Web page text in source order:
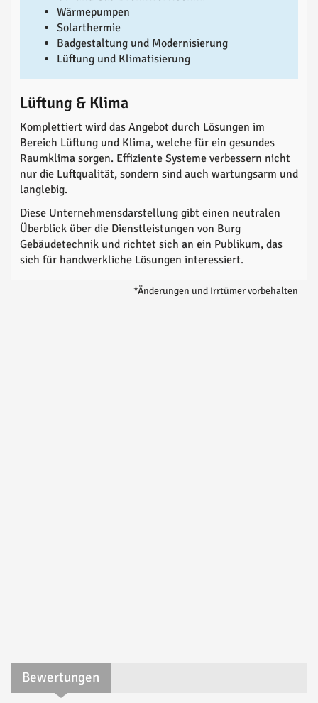
Wärmepumpen
Solarthermie
Badgestaltung und Modernisierung
Lüftung und Klimatisierung
Lüftung & Klima
Komplettiert wird das Angebot durch Lösungen im
Bereich Lüftung und Klima, welche für ein gesundes
Raumklima sorgen. Effiziente Systeme verbessern nicht
nur die Luftqualität, sondern sind auch wartungsarm und
langlebig.
Diese Unternehmensdarstellung gibt einen neutralen
Überblick über die Dienstleistungen von Burg
Gebäudetechnik und richtet sich an ein Publikum, das
sich für handwerkliche Lösungen interessiert.
*Änderungen und Irrtümer vorbehalten
Bewertungen